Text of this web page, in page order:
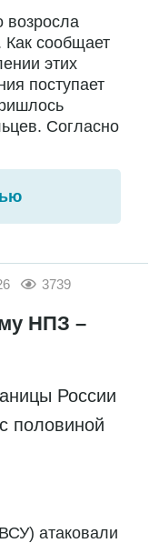
возросла
Как сообщает
этих
поступает
Согласно
3739
НПЗ –
России
половиной
атаковали